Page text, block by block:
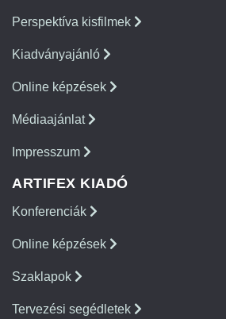
Perspektíva kisfilmek
Kiadványajánló
Online képzések
Médiaajánlat
Impresszum
ARTIFEX KIADÓ
Konferenciák
Online képzések
Szaklapok
Tervezési segédletek